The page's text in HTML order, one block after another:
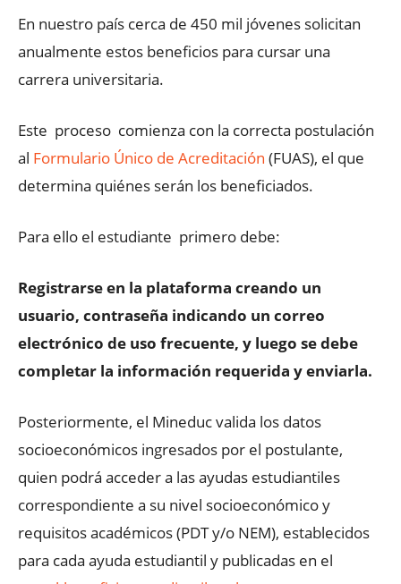
En nuestro país cerca de 450 mil jóvenes solicitan
anualmente estos beneficios para cursar una
carrera universitaria.
Este proceso comienza con la correcta postulación
al Formulario Único de Acreditación (FUAS), el que
determina quiénes serán los beneficiados.
Para ello el estudiante primero debe:
Registrarse en la plataforma creando un
usuario, contraseña indicando un correo
electrónico de uso frecuente, y luego se debe
completar la información requerida y enviarla.
Posteriormente, el Mineduc valida los datos
socioeconómicos ingresados por el postulante,
quien podrá acceder a las ayudas estudiantiles
correspondiente a su nivel socioeconómico y
requisitos académicos (PDT y/o NEM), establecidos
para cada ayuda estudiantil y publicadas en el